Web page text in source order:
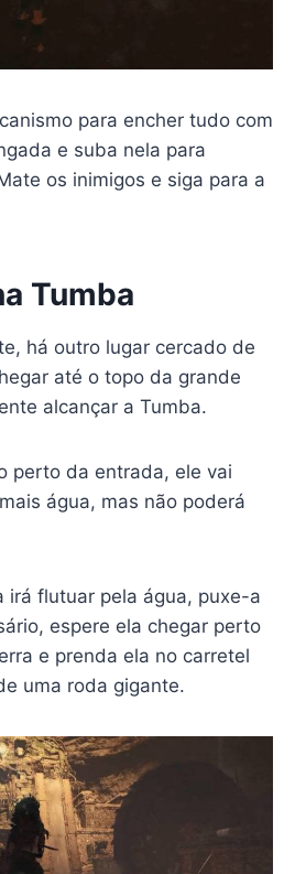
para encher tudo com
e suba nela para
os inimigos e siga para a
Tumba
há outro lugar cercado de
até o topo da grande
alcançar a Tumba.
perto da entrada, ele vai
água, mas não poderá
irá flutuar pela água, puxe-a
espere ela chegar perto
e prenda ela no carretel
uma roda gigante.